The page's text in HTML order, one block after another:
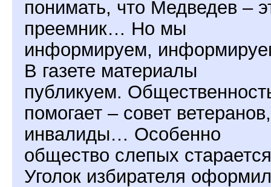
понимать, что Медведев –
преемник… Но мы
информируем,
В газете материалы
публикуем.
помогает – совет ветеранов,
инвалиды… Особенно
общество слепых
Уголок избирателя